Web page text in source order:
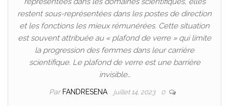
restent sous-représentées dans les postes de direction
et les fonctions les mieux rémunérées. Cette situation
est souvent attribuée au « plafond de verre » qui limite
la progression des femmes dans leur carrière
scientifique. Le plafond de verre est une barrière
invisible…
Par FANDRESENA juillet 14, 2023 0